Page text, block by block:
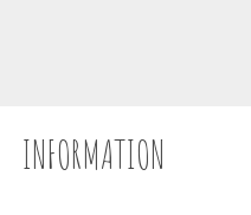
INFORMATION